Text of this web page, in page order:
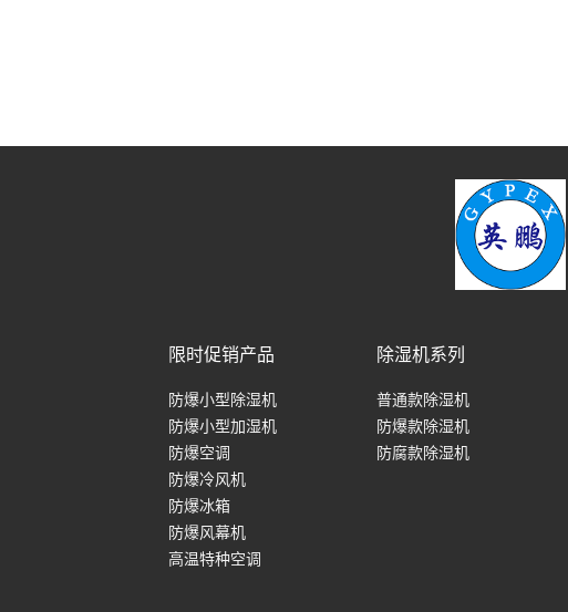
限时促销产品
防爆小型除湿机
防爆小型加湿机
防爆空调
防爆冷风机
防爆冰箱
防爆风幕机
高温特种空调
除湿机系列
普通款除湿机
防爆款除湿机
防腐款除湿机